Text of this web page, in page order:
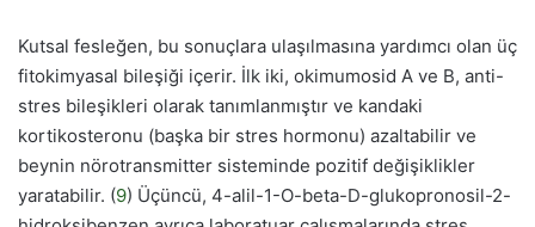
Kutsal fesleğen, bu sonuçlara ulaşılmasına yardımcı olan üç
fitokimyasal bileşiği içerir. İlk iki, okimumosid A ve B, anti-
stres bileşikleri olarak tanımlanmıştır ve kandaki
kortikosteronu (başka bir stres hormonu) azaltabilir ve
beynin nörotransmitter sisteminde pozitif değişiklikler
yaratabilir. (9) Üçüncü, 4-alil-1-O-beta-D-glukopronosil-2-